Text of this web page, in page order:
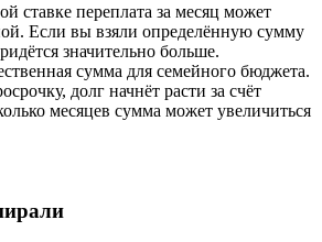
ставке переплата за месяц может
Если вы взяли определённую сумму
значительно больше.
сумма для семейного бюджета.
долг начнёт расти за счёт
месяцев сумма может увеличиться